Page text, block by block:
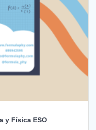
y Física ESO